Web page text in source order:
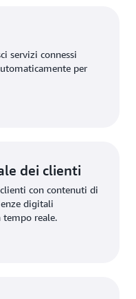
servizi connessi
per
dei clienti
con contenuti di
digitali
reale.